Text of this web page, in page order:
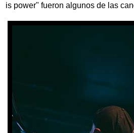
is power" fueron algunos de las